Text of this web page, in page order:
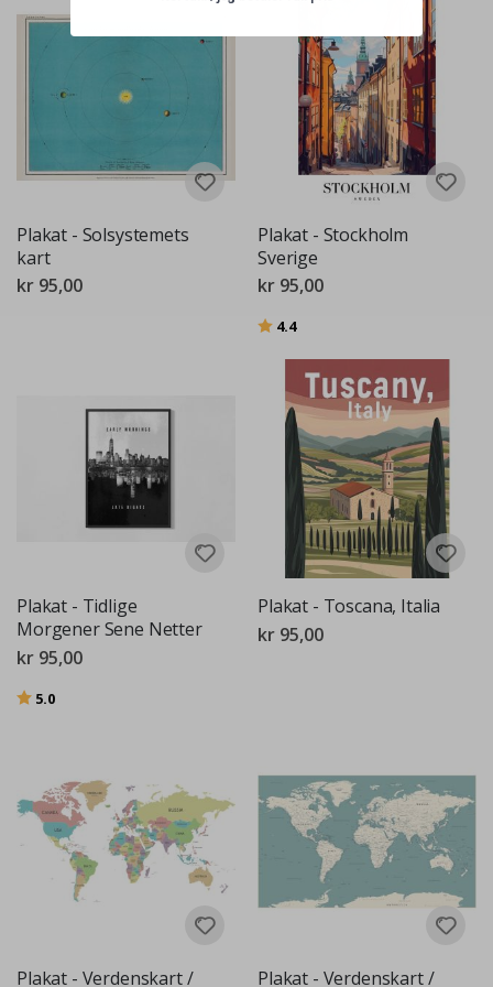
Plakat - Solsystemets
kart
kr 95,00
Plakat - Stockholm
Sverige
kr 95,00
Karakter:
4.4av 5 mulige
Plakat - Tidlige
Morgener Sene Netter
kr 95,00
Karakter:
5.0
Plakat - Toscana, Italia
kr 95,00
Plakat - Verdenskart / Plakat - Verdenskart /